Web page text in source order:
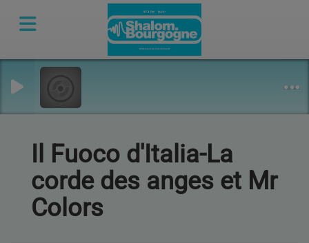
Il Fuoco d'Italia-La
corde des anges et Mr
Colors